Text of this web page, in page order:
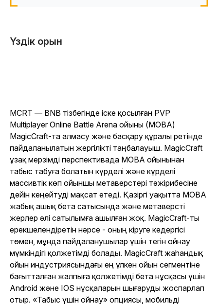
Үздік орын
MCRT — BNB тізбегінде іске қосылған PVP
Multiplayer Online Battle Arena ойыны (MOBA)
MagicCraft-та алмасу және басқару құралы ретінде
пайдаланылатын жергілікті таңбалауыш. MagicCraft
ұзақ мерзімді перспективада MOBA ойынынан
табыс табуға болатын күрделі және күрделі
массивтік көп ойыншы метаверстері тәжірибесіне
дейін кеңейтуді мақсат етеді. Қазіргі уақытта MOBA
жабық ашық бета сатысында және метаверсті
жерлер әлі сатылымға ашылған жоқ. MagicCraft-ты
ерекшелендіретін нәрсе - оның кіруге кедергісі
төмен, мұнда пайдаланушылар үшін тегін ойнау
мүмкіндігі қолжетімді болады. MagicCraft жаһандық
ойын индустриясындағы ең үлкен ойын сегментіне
бағытталған жалпыға қолжетімді бета нұсқасы үшін
Android және IOS нұсқаларын шығаруды жоспарлап
отыр. «Табыс үшін ойнау» опциясы, мобильді